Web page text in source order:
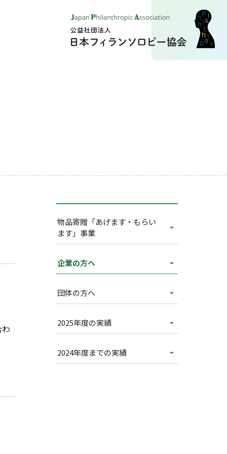
物品寄贈「あげます・もらい
ます」事業
企業の方へ
団体の方へ
2025年度の実績
2024年度までの実績